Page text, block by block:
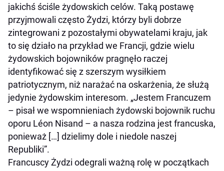
jakichś ściśle żydowskich celów. Taką postawę
przyjmowali często Żydzi, którzy byli dobrze
zintegrowani z pozostałymi obywatelami kraju, jak
to się działo na przykład we Francji, gdzie wielu
żydowskich bojowników pragnęło raczej
identyfikować się z szerszym wysiłkiem
patriotycznym, niż narażać na oskarżenia, że służą
jedynie żydowskim interesom. „Jestem Francuzem
– pisał we wspomnieniach żydowski bojownik ruchu
oporu Léon Nisand – a nasza rodzina jest francuska,
ponieważ […] dzielimy dole i niedole naszej
Republiki”.
Francuscy Żydzi odegrali ważną rolę w początkach